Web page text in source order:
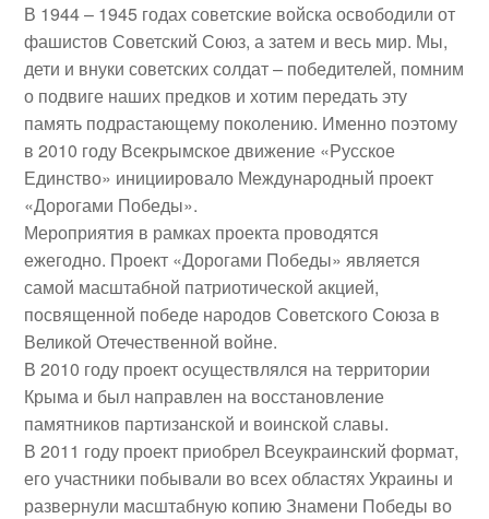
В 1944 – 1945 годах советские войска освободили от
фашистов Советский Союз, а затем и весь мир. Мы,
дети и внуки советских солдат – победителей, помним
о подвиге наших предков и хотим передать эту
память подрастающему поколению. Именно поэтому
в 2010 году Всекрымское движение «Русское
Единство» инициировало Международный проект
«Дорогами Победы».
Мероприятия в рамках проекта проводятся
ежегодно. Проект «Дорогами Победы» является
самой масштабной патриотической акцией,
посвященной победе народов Советского Союза в
Великой Отечественной войне.
В 2010 году проект осуществлялся на территории
Крыма и был направлен на восстановление
памятников партизанской и воинской славы.
В 2011 году проект приобрел Всеукраинский формат,
его участники побывали во всех областях Украины и
развернули масштабную копию Знамени Победы во